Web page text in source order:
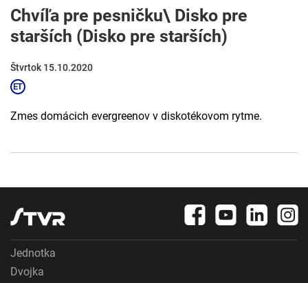
Chvíľa pre pesničku\ Disko pre
starších (Disko pre starších)
Štvrtok 15.10.2020
Zmes domácich evergreenov v diskotékovom rytme.
Jednotka
Dvojka